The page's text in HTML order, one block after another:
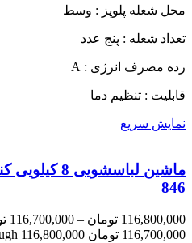
محل شعله پلوپز : وسط
تعداد شعله : پنج عدد
رده مصرف انرژی : A
قابلیت : تنظیم دما
نمایش سریع
846
116,800,000 تومان –
116,700,000
116,700,000 تومان through 116,800,000 تومان